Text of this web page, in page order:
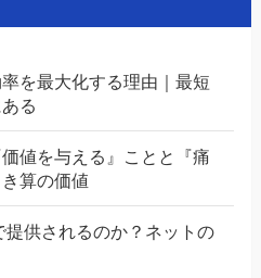
を最大化する理由｜最短
る
値を与える』ことと『痛
算の価値
供されるのか？ネットの